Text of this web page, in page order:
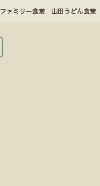
ファミリー食堂 山田うどん食